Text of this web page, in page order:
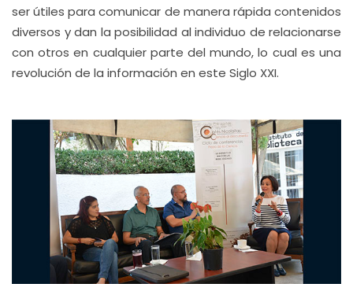
ser útiles para comunicar de manera rápida contenidos
diversos y dan la posibilidad al individuo de relacionarse
con otros en cualquier parte del mundo, lo cual es una
revolución de la información en este Siglo XXI.